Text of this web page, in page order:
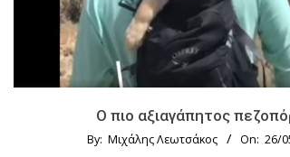
Ο πιο αξιαγάπητος
By: Μιχάλης Λεωτσάκος On: 26/